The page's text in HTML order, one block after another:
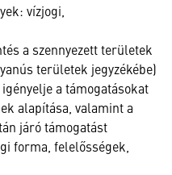
vízjogi,
a szennyezett területek
területek jegyzékébe)
a támogatásokat
alapítása, valamint a
járó támogatást
forma, felelősségek,